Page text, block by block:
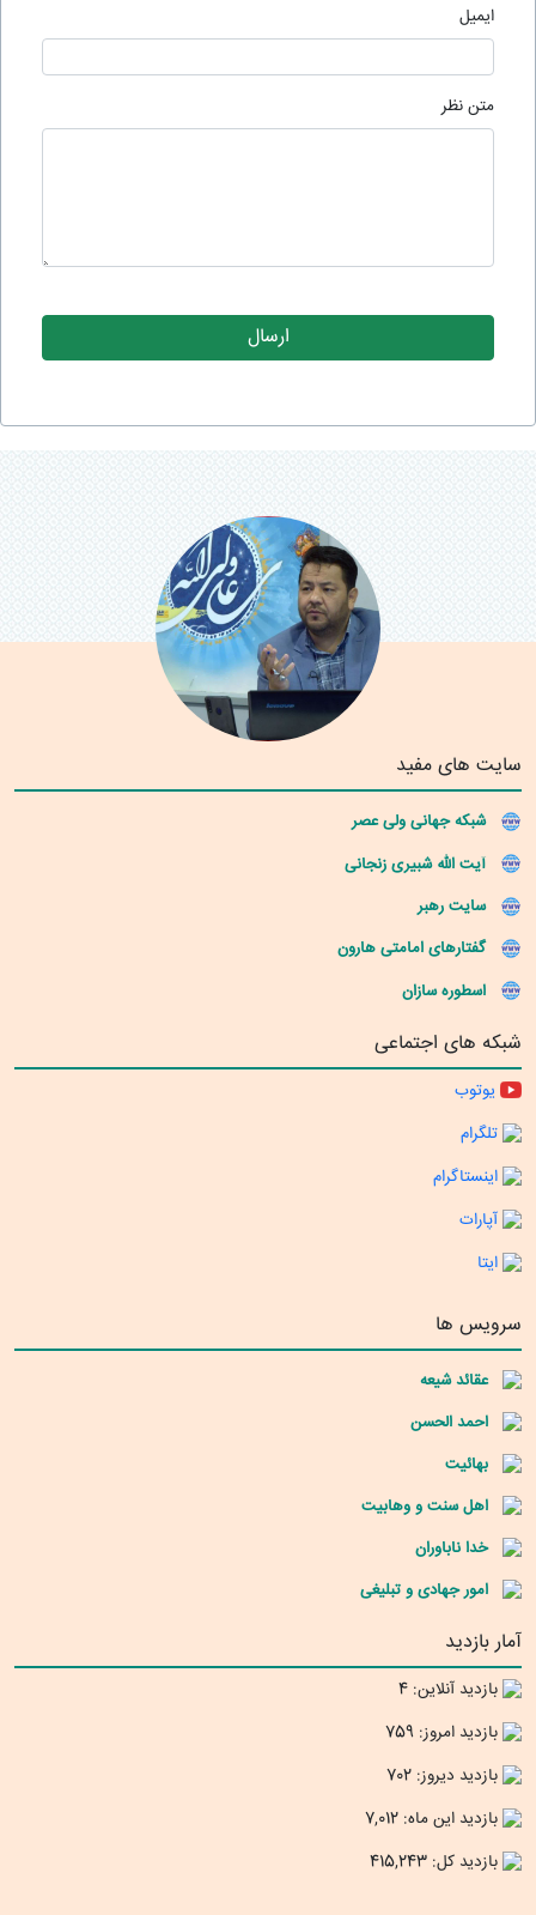
ایمیل
متن نظر
سایت های مفید
شبکه جهانی ولی عصر
آیت الله شبیری زنجانی
سایت رهبر
گفتارهای امامتی هارون
اسطوره سازان
شبکه های اجتماعی
یوتوب
تلگرام
اینستاگرام
آپارات
ایتا
سرویس ها
عقائد شیعه
احمد الحسن
بهائیت
اهل سنت و وهابیت
خدا ناباوران
امور جهادی و تبلیغی
آمار بازدید
بازدید آنلاین: 4
بازدید امروز: 759
بازدید دیروز: 702
بازدید این ماه: 7,012
بازدید کل: 415,243